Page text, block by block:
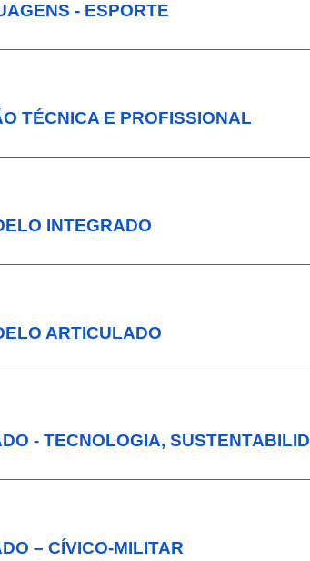
- ESPORTE
TÉCNICA E PROFISSIONAL
INTEGRADO
ARTICULADO
- TECNOLOGIA,
– CÍVICO-MILITAR